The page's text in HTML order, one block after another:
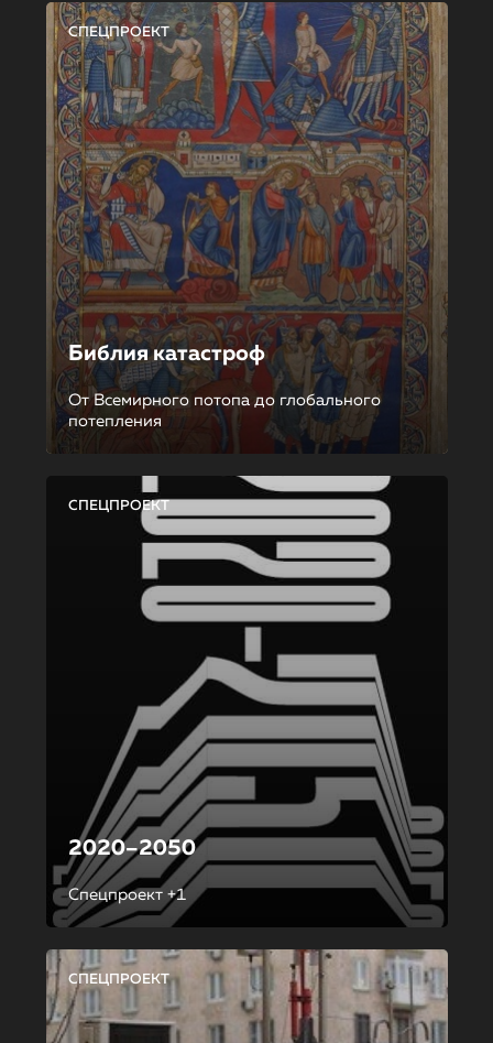
СПЕЦПРОЕКТ
Библия катастроф
От Всемирного потопа до глобального
потепления
СПЕЦПРОЕКТ
2020–2050
Спецпроект +1
СПЕЦПРОЕКТ